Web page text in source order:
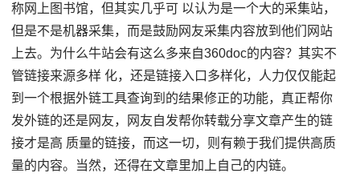
称网上图书馆，但其实几乎可 以认为是一个大的采集站，
但是不是机器采集，而是鼓励网友采集内容放到他们网站
上去。为什么牛站会有这么多来自360doc的内容？其实不
管链接来源多样 化，还是链接入口多样化，人力仅仅能起
到一个根据外链工具查询到的结果修正的功能，真正帮你
发外链的还是网友，网友自发帮你转载分享文章产生的链
接才是高 质量的链接，而这一切，则有赖于我们提供高质
量的内容。当然，还得在文章里加上自己的内链。